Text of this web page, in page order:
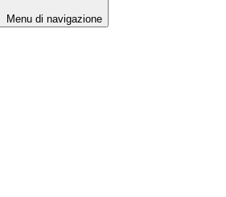
Menu di navigazione